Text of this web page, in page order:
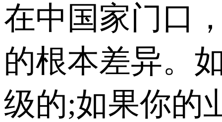
在中国家门口
的根本差异。
级的;如果你的